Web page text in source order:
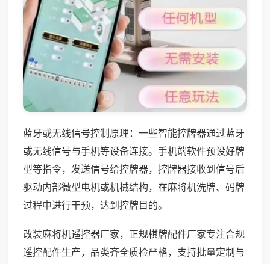
蓝牙或无线信号控制原理：一些智能控牌器通过蓝牙
或无线信号与手机等设备连接。手机端软件预设好牌
型等指令，发送信号给控牌器，控牌器接收到信号后
驱动内部微型电机或机械结构，在麻将机洗牌、码牌
过程中进行干预，达到控牌目的。
改装麻将机遥控器厂家，正规棋牌配件厂家专注合规
遥控配件生产，品类齐全质检严格，支持批量定制与